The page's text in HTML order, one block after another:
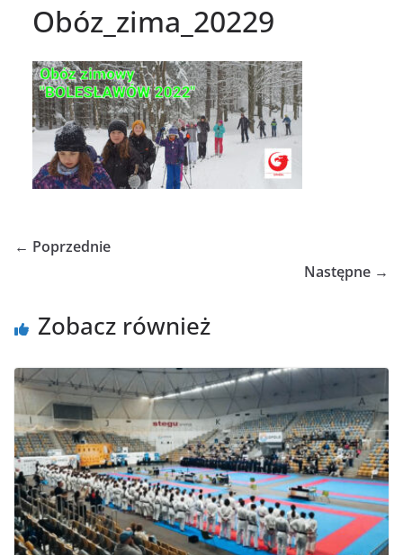
Obóz_zima_20229
← Poprzednie
Następne →
Zobacz również